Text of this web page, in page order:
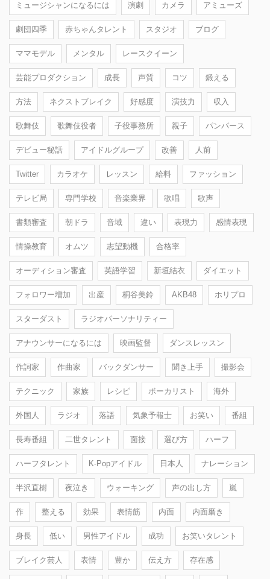
ミュージシャンになるには 演劇 カメラ アミューズ
劇団四季 赤ちゃんタレント スタジオ ブログ
ママモデル メンタル レースクイーン
芸能プロダクション 成長 声質 コツ 鍛える
方法 ネクストブレイク 好感度 演技力 収入
歌舞伎 歌舞伎役者 子役事務所 親子 パンパース
デビュー秘話 アイドルグループ 改善 人前
Twitter カラオケ レッスン 給料 ファッション
テレビ局 専門学校 音楽業界 歌唱 歌声
書類審査 朝ドラ 音域 違い 表現力 感情表現
情操教育 オムツ 志望動機 合格率
オーディション審査 英語学習 新垣結衣 ダイエット
フォロワー増加 出産 桐谷美鈴 AKB48 ホリプロ
スターダスト ラジオパーソナリティー
アナウンサーになるには 映画監督 ダンスレッスン
作詞家 作曲家 バックダンサー 聞き上手 撮影会
テクニック 家族 レシピ ボーカリスト 海外
外国人 ラジオ 落語 気象予報士 お笑い 番組
長寿番組 二世タレント 面接 選び方 ハーフ
ハーフタレント K-Popアイドル 日本人 ナレーション
半沢直樹 夜泣き ウォーキング 声の出し方 嵐
作 整える 効果 表情筋 内面 内面磨き
身長 低い 男性アイドル 成功 お笑いタレント
ブレイク芸人 表情 豊か 伝え方 存在感